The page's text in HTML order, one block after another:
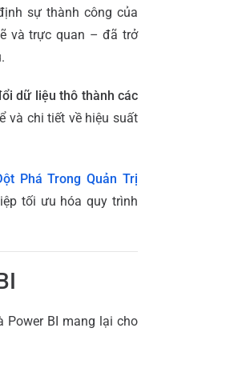
sự thành công của
và trực quan – đã trở
dữ liệu thô thành các
và chi tiết về hiệu suất
Phá Trong Quản Trị
tối ưu hóa quy trình
BI mang lại cho